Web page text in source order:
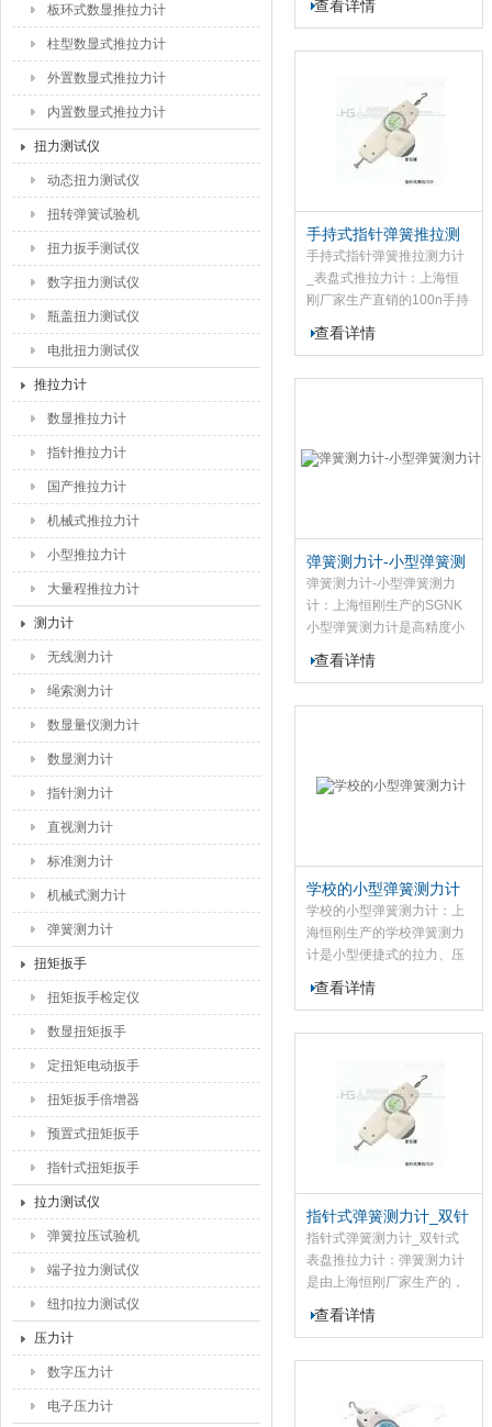
板环式数显推拉力计
柱型数显式推拉力计
外置数显式推拉力计
内置数显式推拉力计
扭力测试仪
动态扭力测试仪
扭转弹簧试验机
扭力扳手测试仪
数字扭力测试仪
瓶盖扭力测试仪
电批扭力测试仪
推拉力计
数显推拉力计
指针推拉力计
国产推拉力计
机械式推拉力计
小型推拉力计
大量程推拉力计
测力计
无线测力计
绳索测力计
数显量仪测力计
数显测力计
指针测力计
直视测力计
标准测力计
机械式测力计
弹簧测力计
扭矩扳手
扭矩扳手检定仪
数显扭矩扳手
定扭矩电动扳手
扭矩扳手倍增器
预置式扭矩扳手
指针式扭矩扳手
拉力测试仪
弹簧拉压试验机
端子拉力测试仪
纽扣拉力测试仪
压力计
数字压力计
电子压力计
锁、汽车配件、粘胶化工、
荷、插拔力、性试验测试
查看详情
手持式指针弹簧推拉测
力计_表盘式推拉力计
手持式指针弹簧推拉测力计
_表盘式推拉力计：上海恒
刚厂家生产直销的100n手持
式弹簧测力计是高精度小型
便捷式的拉力、压力测试仪
置、制笔、轻工、建筑、纺
替代产品。
查看详情
弹簧测力计-小型弹簧测
力计
弹簧测力计-小型弹簧测力
计：上海恒刚生产的SGNK
小型弹簧测力计是高精度小
型便捷式的拉力、压力测试
仪器，该弹簧测力计应用于
行业和科研机构作拉压负
查看详情
学校的小型弹簧测力计
学校的小型弹簧测力计：上
海恒刚生产的学校弹簧测力
计是小型便捷式的拉力、压
力测试仪器，该弹簧测力计
不具有高精度、易操作、可
及连续荷重值（TRACK）测
试切换使用的切换旋钮
（PEAK/TRACK钮）。
查看详情
指针式弹簧测力计_双针
式表盘推拉力计
指针式弹簧测力计_双针式
表盘推拉力计：弹簧测力计
是由上海恒刚厂家生产的，
我的指针式弹簧测力计是小
型便捷式的拉力、压力测试
优点，此款弹簧测力计而且
查看详情